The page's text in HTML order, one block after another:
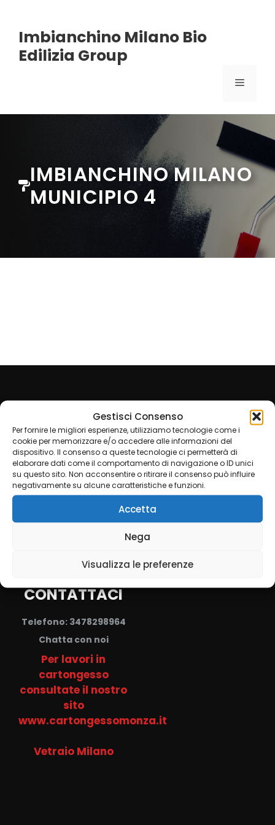
Gestisci Consenso
Per fornire le migliori esperienze, utilizziamo tecnologie come i
cookie per memorizzare e/o accedere alle informazioni del
dispositivo. Il consenso a queste tecnologie ci permetterà di
elaborare dati come il comportamento di navigazione o ID unici
su questo sito. Non acconsentire o ritirare il consenso può influire
negativamente su alcune caratteristiche e funzioni.
Accetta
Nega
Visualizza le preferenze
contenuto
Imbianchino Milano Bio
Edilizia Group
MENU
IMBIANCHINO MILANO
MUNICIPIO 4
ImbianchinoMilanoBio Edilizia
Group
L’Imbianchino Lowcost è esperto in varie tecniche di
imbiancatura e decorazioni; stucchi, spatolati, velature,
elimina muffa macchie, condensa e tanto altro.
CONTATTACI PER UN PREVENTIVO GRATUITO
Partner Imbianchino Monza
CONTATTACI
Telefono: 3478298964
Chatta con noi
Per lavori in
cartongesso
consultate il nostro
sito
www.cartongessomonza.it
Vetraio Milano